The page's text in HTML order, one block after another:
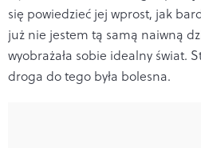
się powiedzieć jej wprost, jak
już nie jestem tą samą naiwną
wyobrażała sobie idealny świat.
droga do tego była bolesna.